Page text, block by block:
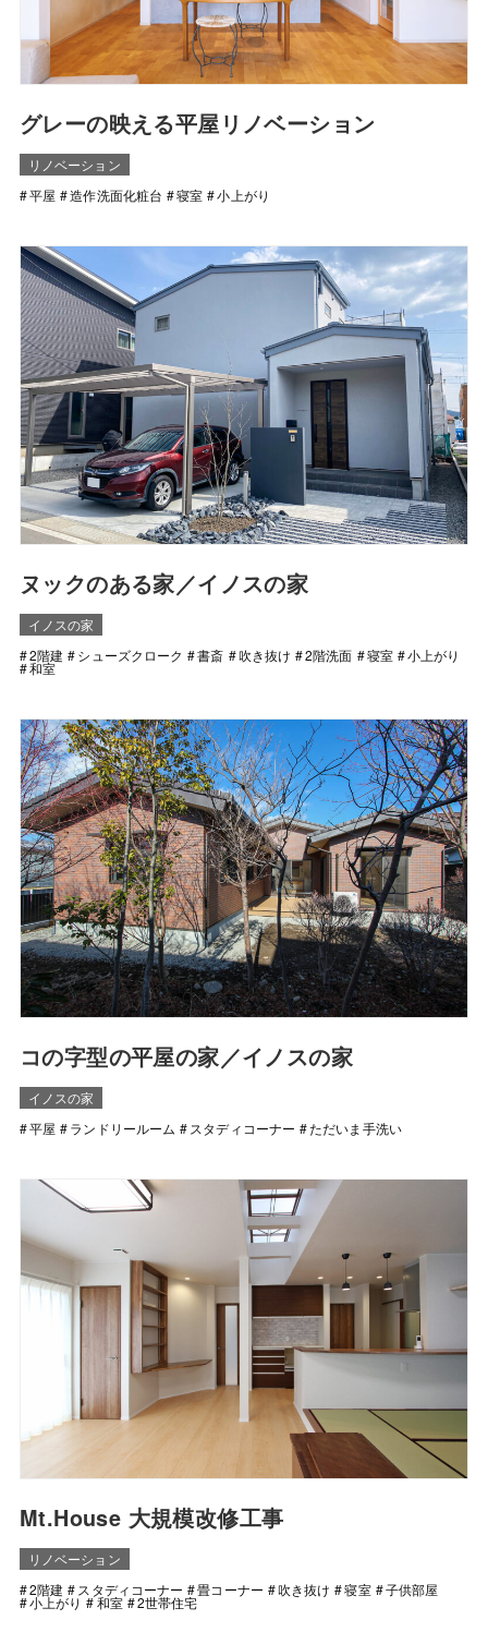
グレーの映える平屋リノベーション
リノベーション
平屋
造作洗面化粧台 寝室 小上がり
ヌックのある家／イノスの家
イノスの家
2階建
シューズクローク 書斎 吹き抜け 2階洗面 寝室 小上がり
和室
コの字型の平屋の家／イノスの家
イノスの家
平屋
ランドリールーム スタディコーナー ただいま手洗い
Mt.House 大規模改修工事
リノベーション
2階建
スタディコーナー 畳コーナー 吹き抜け 寝室 子供部屋
小上がり 和室 2世帯住宅